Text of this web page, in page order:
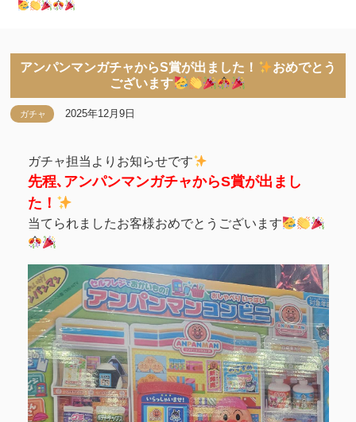
アンパンマンガチャからS賞が出ました！
おめでとう
ございます
ガチャ 2025年12月9日
ガチャ担当よりお知らせです
先程､アンパンマンガチャからS賞が出まし
た！
当てられましたお客様おめでとうございます